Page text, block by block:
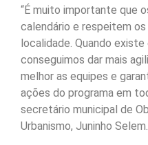
“É muito importante que
calendário e respeitem
localidade. Quando
conseguimos dar mais
melhor as equipes e
ações do programa em
secretário municipal de
Urbanismo, Juninho Selem.